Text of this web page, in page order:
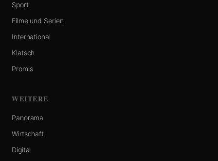
Sport
Filme und Serien
International
Klatsch
Promis
WEITERE
Panorama
Wirtschaft
Digital